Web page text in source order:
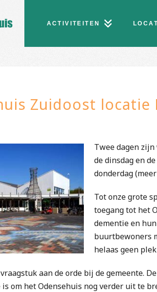
ACTIVITEITEN
Zuidoost locatie
Twee dagen
de dinsdag en
donderdag
Tot onze grote
toegang tot het
dementie en
buurtbewoners
helaas geen plek
aan de orde bij de gemeente.
om het Odensehuis nog verder uit te